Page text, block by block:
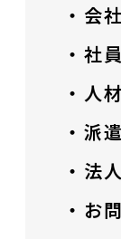
・会
・社
・人
・派
・法
・お